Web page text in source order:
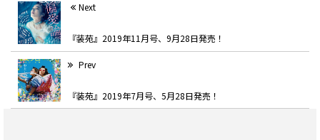
Next
『装苑』2019年11月号、9月28日発売！
Prev
『装苑』2019年7月号、5月28日発売！